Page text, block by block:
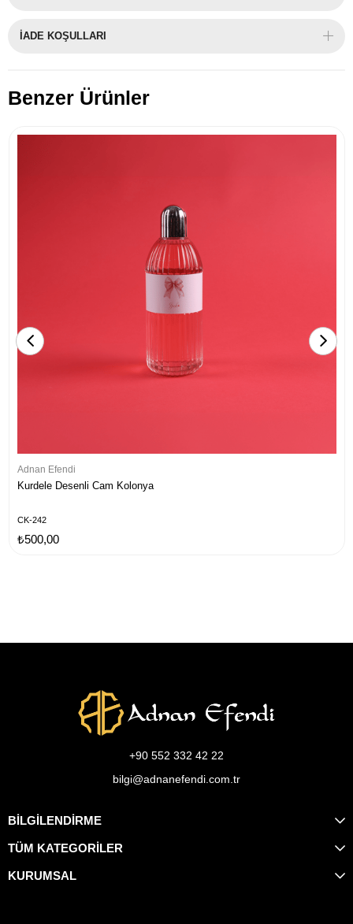
İADE KOŞULLARI
Benzer Ürünler
Adnan Efendi
Kurdele Desenli Cam Kolonya
CK-242
₺500,00
+90 552 332 42 22
bilgi@adnanefendi.com.tr
BİLGİLENDİRME
TÜM KATEGORİLER
KURUMSAL